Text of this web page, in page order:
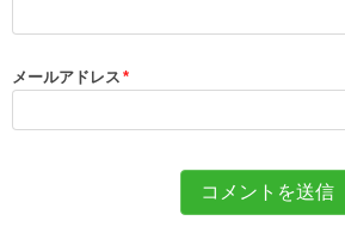
メールアドレス *